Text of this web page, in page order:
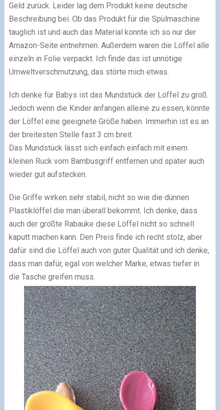
Geld zurück. Leider lag dem Produkt keine deutsche
Beschreibung bei. Ob das Produkt für die Spülmaschine
tauglich ist und auch das Material konnte ich so nur der
Amazon-Seite entnehmen. Außerdem waren die Löffel alle
einzeln in Folie verpackt. Ich finde das ist unnötige
Umweltverschmutzung, das störte mich etwas.
Ich denke für Babys ist das Mundstück der Löffel zu groß.
Jedoch wenn die Kinder anfangen alleine zu essen, könnte
der Löffel eine geeignete Größe haben. Immerhin ist es an
der breitesten Stelle fast 3 cm breit.
Das Mundstück lässt sich einfach einfach mit einem
kleinen Ruck vom Bambusgriff entfernen und später auch
wieder gut aufstecken.
Die Griffe wirken sehr stabil, nicht so wie die dünnen
Plastiklöffel die man überall bekommt. Ich denke, dass
auch der größte Rabauke diese Löffel nicht so schnell
kaputt machen kann. Den Preis finde ich recht stolz, aber
dafür sind die Löffel auch von guter Qualität und ich denke,
dass man dafür, egal von welcher Marke, etwas tiefer in
die Tasche greifen muss.